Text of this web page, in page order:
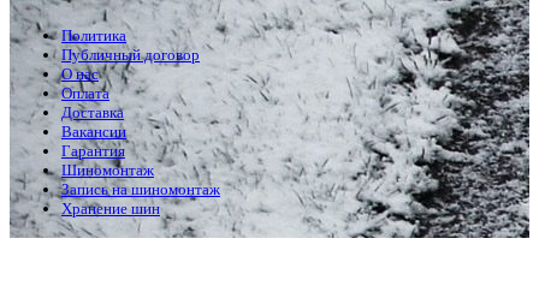
Политика
Публичный договор
О нас
Оплата
Доставка
Вакансии
Гарантия
Шиномонтаж
Запись на шиномонтаж
Хранение шин